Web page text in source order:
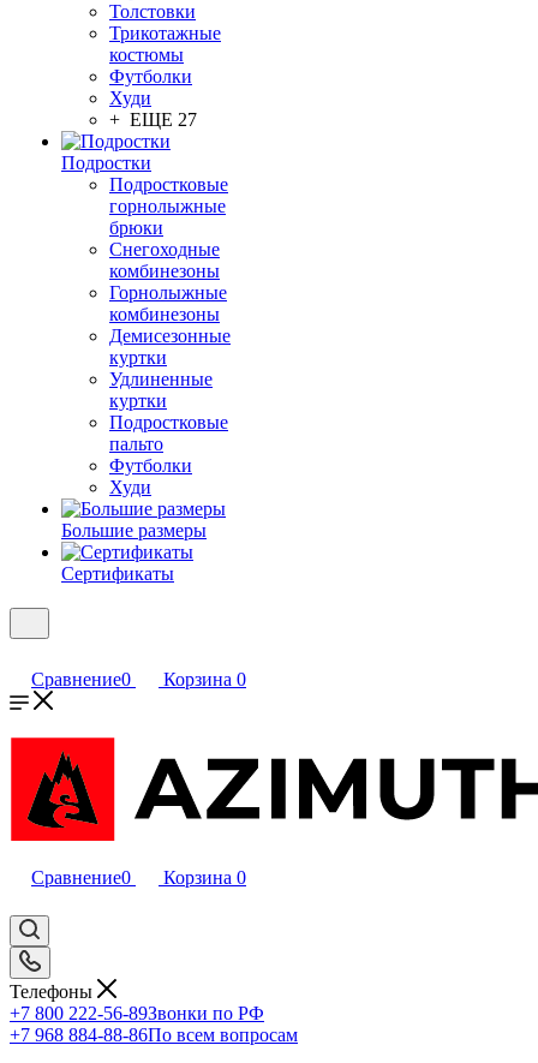
Толстовки
Трикотажные
костюмы
Футболки
Худи
+ ЕЩЕ 27
Подростки
Подростковые
горнолыжные
брюки
Снегоходные
комбинезоны
Горнолыжные
комбинезоны
Демисезонные
куртки
Удлиненные
куртки
Подростковые
пальто
Футболки
Худи
Большие размеры
Сертификаты
Сравнение0 Корзина 0
Сравнение0 Корзина 0
Телефоны
+7 800 222-56-89Звонки по РФ
+7 968 884-88-86По всем вопросам